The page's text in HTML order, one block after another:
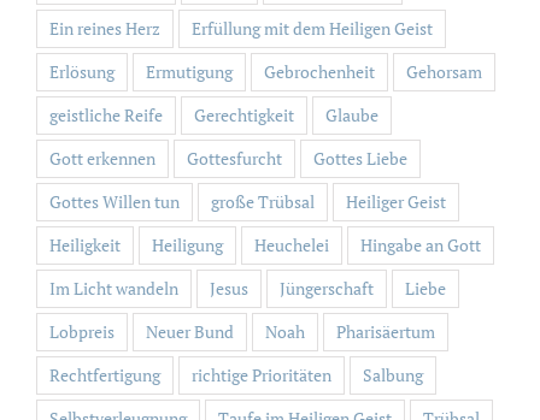
Ein reines Herz
Erfüllung mit dem Heiligen Geist
Erlösung
Ermutigung Gebrochenheit
Gehorsam
geistliche Reife
Gerechtigkeit
Glaube
Gott erkennen
Gottesfurcht
Gottes Liebe
Gottes Willen tun
große Trübsal
Heiliger Geist
Heiligkeit
Heiligung Heuchelei
Hingabe an Gott
Im Licht wandeln
Jesus Jüngerschaft
Liebe
Lobpreis
Neuer Bund Noah
Pharisäertum
Rechtfertigung
richtige Prioritäten
Salbung